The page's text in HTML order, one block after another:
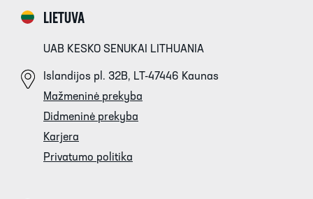
LIETUVA
UAB KESKO SENUKAI LITHUANIA
Islandijos pl. 32B, LT-47446 Kaunas
Mažmeninė prekyba
Didmeninė prekyba
Karjera
Privatumo politika